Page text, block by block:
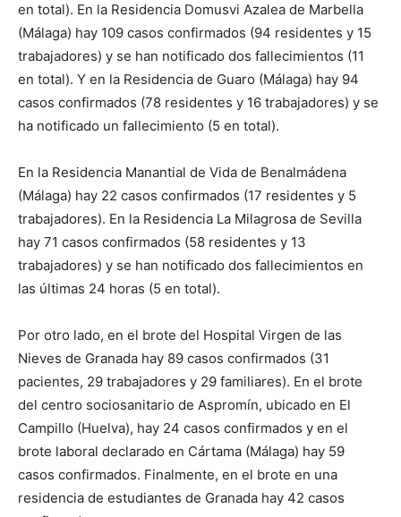
en total). En la Residencia Domusvi Azalea de Marbella
(Málaga) hay 109 casos confirmados (94 residentes y 15
trabajadores) y se han notificado dos fallecimientos (11
en total). Y en la Residencia de Guaro (Málaga) hay 94
casos confirmados (78 residentes y 16 trabajadores) y se
ha notificado un fallecimiento (5 en total).
En la Residencia Manantial de Vida de Benalmádena
(Málaga) hay 22 casos confirmados (17 residentes y 5
trabajadores). En la Residencia La Milagrosa de Sevilla
hay 71 casos confirmados (58 residentes y 13
trabajadores) y se han notificado dos fallecimientos en
las últimas 24 horas (5 en total).
Por otro lado, en el brote del Hospital Virgen de las
Nieves de Granada hay 89 casos confirmados (31
pacientes, 29 trabajadores y 29 familiares). En el brote
del centro sociosanitario de Aspromín, ubicado en El
Campillo (Huelva), hay 24 casos confirmados y en el
brote laboral declarado en Cártama (Málaga) hay 59
casos confirmados. Finalmente, en el brote en una
residencia de estudiantes de Granada hay 42 casos